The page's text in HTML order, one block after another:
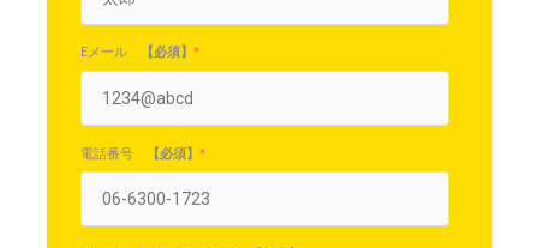
Eメール 【必須】 *
電話番号 【必須】 *